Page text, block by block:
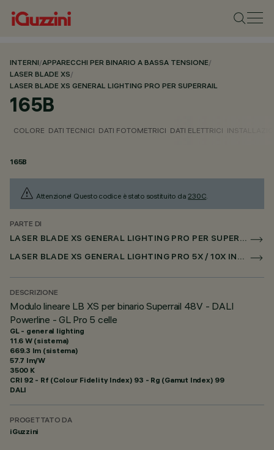
INTERNI/APPARECCHI PER BINARIO A BASSA TENSIONE/
LASER BLADE XS/
LASER BLADE XS GENERAL LIGHTING PRO PER SUPERRAIL
165B
COLORE DATI TECNICI DATI FOTOMETRICI DATI ELETTRICI
165B
Attenzione! Questo codice è stato sostituito da230C.
PARTE DI
LASER BLADE XS GENERAL LIGHTING PRO PER SUPERRAIL
LASER BLADE XS GENERAL LIGHTING PRO 5X / 10X INCASSO PER SUPERRAIL DALI POWERLINE
DESCRIZIONE
Modulo lineare LB XS per binario Superrail 48V - DALI
Powerline - GL Pro 5 celle
GL - general lighting
11.6 W (sistema)
669.3 lm (sistema)
57.7 lm/W
3500 K
CRI 92 - Rf (Colour Fidelity Index) 93 - Rg (Gamut Index) 99
DALI
PROGETTATO DA
iGuzzini